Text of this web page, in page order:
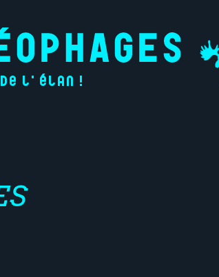
l'élan !